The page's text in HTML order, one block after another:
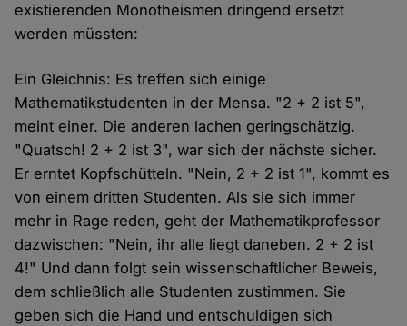
existierenden Monotheismen dringend ersetzt
werden müssten:
Ein Gleichnis: Es treffen sich einige
Mathematikstudenten in der Mensa. "2 + 2 ist 5",
meint einer. Die anderen lachen geringschätzig.
"Quatsch! 2 + 2 ist 3", war sich der nächste sicher.
Er erntet Kopfschütteln. "Nein, 2 + 2 ist 1", kommt es
von einem dritten Studenten. Als sie sich immer
mehr in Rage reden, geht der Mathematikprofessor
dazwischen: "Nein, ihr alle liegt daneben. 2 + 2 ist
4!" Und dann folgt sein wissenschaftlicher Beweis,
dem schließlich alle Studenten zustimmen. Sie
geben sich die Hand und entschuldigen sich